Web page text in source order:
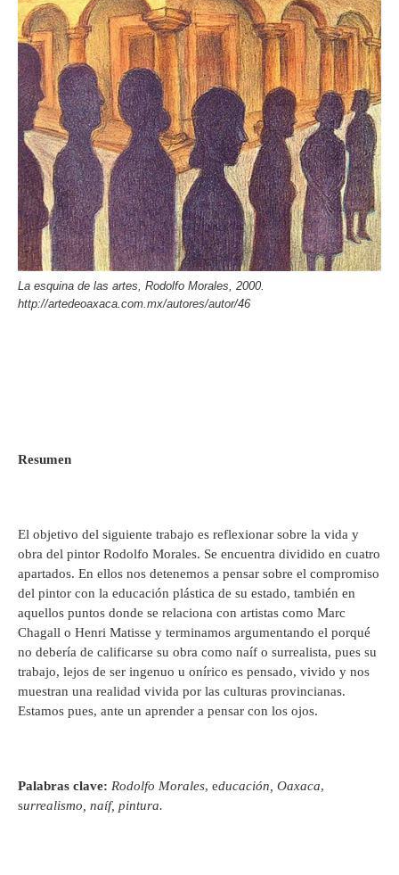
La esquina de las artes, Rodolfo Morales, 2000.
http://artedeoaxaca.com.mx/autores/autor/46
Resumen
El objetivo del siguiente trabajo es reflexionar sobre la vida y
obra del pintor Rodolfo Morales. Se encuentra dividido en cuatro
apartados. En ellos nos detenemos a pensar sobre el compromiso
del pintor con la educación plástica de su estado, también en
aquellos puntos donde se relaciona con artistas como Marc
Chagall o Henri Matisse y terminamos argumentando el porqué
no debería de calificarse su obra como naíf o surrealista, pues su
trabajo, lejos de ser ingenuo u onírico es pensado, vivido y nos
muestran una realidad vivida por las culturas provincianas.
Estamos pues, ante un aprender a pensar con los ojos.
Palabras clave: Rodolfo Morales, educación, Oaxaca,
surrealismo, naíf, pintura.